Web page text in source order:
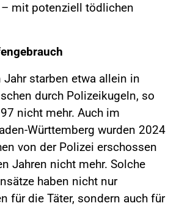
mit potenziell tödlichen
Jahr starben etwa allein in
durch Polizeikugeln, so
nicht mehr. Auch im
Württemberg wurden 2024
von der Polizei erschossen
Jahren nicht mehr. Solche
haben nicht nur
für die Täter, sondern auch für